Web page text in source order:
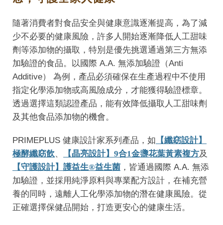
隨著消費者對食品安全與健康意識逐漸提高，為了減
少不必要的健康風險，許多人開始逐漸降低人工甜味
劑等添加物的攝取，特別是優先挑選通過第三方無添
加驗證的食品。以國際 A.A. 無添加驗證（Anti
Additive） 為例，產品必須確保在生產過程中不使用
指定化學添加物或高風險成分，才能獲得驗證標章。
透過選擇這類認證產品，能有效降低攝取人工甜味劑
及其他食品添加物的機會。
PRIMEPLUS 健康設計家系列產品，如 【纖窈設計】
極酵纖窈飲、 【晶亮設計】9合1金盞花葉黃素複方及
【守護設計】護益生®益生菌 ，皆通過國際 A.A. 無添
加驗證，並採用純淨原料與專業配方設計，在補充營
養的同時，遠離人工化學添加物的潛在健康風險。從
正確選擇保健品開始，打造更安心的健康生活。